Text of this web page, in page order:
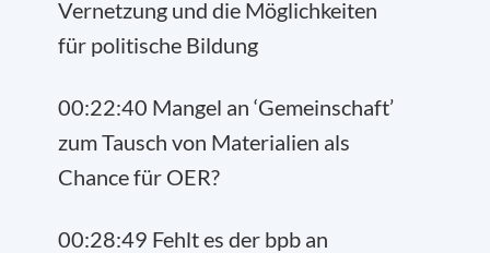
Vernetzung und die Möglichkeiten
für politische Bildung
00:22:40 Mangel an ‘Gemeinschaft’
zum Tausch von Materialien als
Chance für OER?
00:28:49 Fehlt es der bpb an